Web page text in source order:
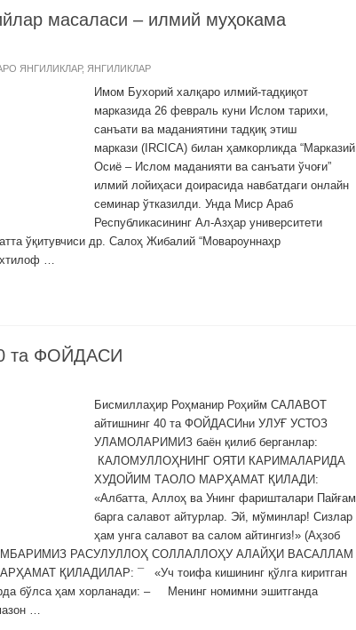
масаласи – илмий муҳокама
ЯНГИЛИКЛАР, ЯНГИЛИКЛАР
Имом Бухорий халқаро илмий-тадқиқот
марказида 26 февраль куни Ислом тарихи,
санъати ва маданиятини тадқиқ этиш
маркази (IRCICA) билан ҳамкорликда “Марказий
Осиё – Ислом маданияти ва санъати ўчоғи”
илмий лойиҳаси доирасида навбатдаги онлайн
семинар ўтказилди. Унда Миср Араб
Республикасининг Ал-Азҳар университети
ўқитувчиси др. Салоҳ Жибалий “Мовароуннаҳр
…
та ФОЙДАСИ
Бисмиллаҳир Роҳманир Роҳийм САЛАВОТ
айтишнинг 40 та ФОЙДАСИни УЛУҒ УСТОЗ
УЛАМОЛАРИМИЗ баён қилиб берганлар:
КАЛОМУЛЛОҲНИНГ ОЯТИ КАРИМАЛАРИДА
ХУДОЙИМ ТАОЛО МАРҲАМАТ ҚИЛАДИ:
«Албатта, Аллоҳ ва Унинг фаришталари Пайғам
барга салавот айтурлар. Эй, мўминлар! Сизлар
ҳам унга салавот ва салом айтингиз!» (Аҳзоб
РАСУЛУЛЛОҲ СОЛЛАЛЛОҲУ АЛАЙҲИ ВАСАЛЛАМ
ҚИЛАДИЛАР: ¯ «Уч тоифа кишининг қўлга киритган
бўлса ҳам хорланади: – Менинг номимни эшитганда
…